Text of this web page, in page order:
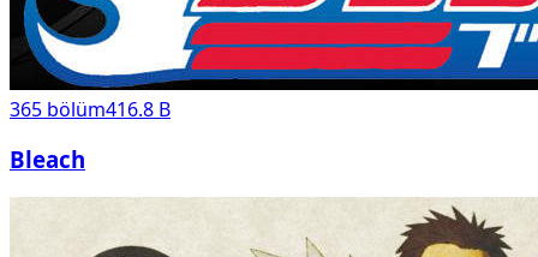
365 bölüm416.8 B
Bleach